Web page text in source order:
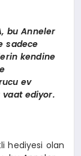
bu Anneler
sadece
kendine
ev
vaat ediyor.
hediyesi olan